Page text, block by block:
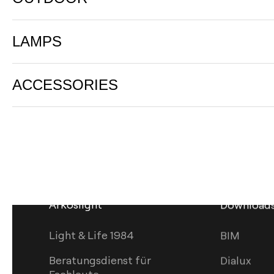
LAMPS
ACCESSORIES
Arkoslight
Light & Life 1984
Beratungsdienst für
BIM
Dialux